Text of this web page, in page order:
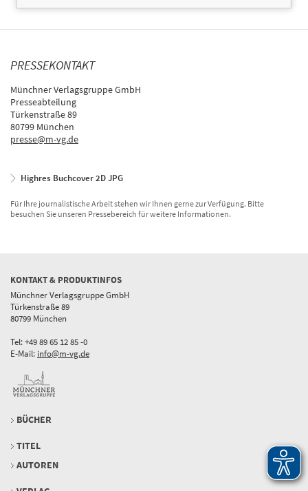
PRESSEKONTAKT
Münchner Verlagsgruppe GmbH
Presseabteilung
Türkenstraße 89
80799 München
presse@m-vg.de
Highres Buchcover 2D JPG
Für Ihre journalistische Arbeit stehen wir Ihnen gerne zur Verfügung. Bitte
besuchen Sie unseren Pressebereich für weitere Informationen.
KONTAKT & PRODUKTINFOS
Münchner Verlagsgruppe GmbH
Türkenstraße 89
80799 München
Tel: +49 89 65 12 85 -0
E-Mail: info@m-vg.de
BÜCHER
TITEL
AUTOREN